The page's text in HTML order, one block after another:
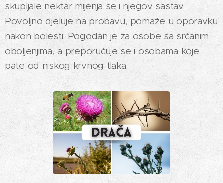
skupljale nektar mijenja se i njegov sastav.
Povoljno djeluje na probavu, pomaže u oporavku
nakon bolesti. Pogodan je za osobe sa srčanim
oboljenjima, a preporučuje se i osobama koje
pate od niskog krvnog tlaka.